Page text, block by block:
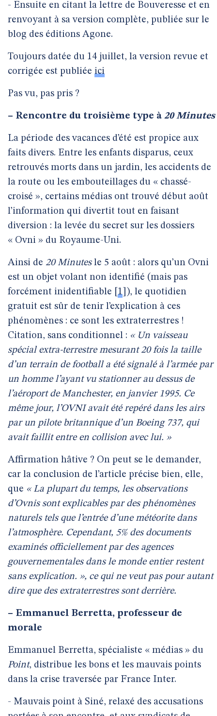
- Ensuite en citant la lettre de Bouveresse et en
renvoyant à sa version complète, publiée sur le
blog des éditions Agone.
Toujours datée du 14 juillet, la version revue et
corrigée est publiée ici
Pas vu, pas pris ?
– Rencontre du troisième type à 20 Minutes
La période des vacances d’été est propice aux
faits divers. Entre les enfants disparus, ceux
retrouvés morts dans un jardin, les accidents de
la route ou les embouteillages du « chassé-
croisé », certains médias ont trouvé début août
l’information qui divertit tout en faisant
diversion : la levée du secret sur les dossiers
« Ovni » du Royaume-Uni.
Ainsi de 20 Minutesle 5 août : alors qu’un Ovni
est un objet volant non identifié (mais pas
forcément inidentifiable
1 ), le quotidien
gratuit est sûr de tenir l’explication à ces
phénomènes : ce sont les extraterrestres !
Citation, sans conditionnel : « Un vaisseau
spécial extra-terrestre mesurant 20 fois la taille
d’un terrain de football a été signalé à l’armée par
un homme l’ayant vu stationner au dessus de
l’aéroport de Manchester, en janvier 1995. Ce
même jour, l’OVNI avait été repéré dans les airs
par un pilote britannique d’un Boeing 737, qui
avait faillit entre en collision avec lui. »
Affirmation hâtive ? On peut se le demander,
car la conclusion de l’article précise bien, elle,
que « La plupart du temps, les observations
d’Ovnis sont explicables par des phénomènes
naturels tels que l’entrée d’une météorite dans
l’atmosphère. Cependant, 5% des documents
examinés officiellement par des agences
gouvernementales dans le monde entier restent
sans explication. », ce qui ne veut pas pour autant
dire que des extraterrestres sont derrière.
– Emmanuel Berretta, professeur de
morale
Emmanuel Berretta, spécialiste « médias » du
Point, distribue les bons et les mauvais points
dans la crise traversée par France Inter.
- Mauvais point à Siné, relaxé des accusations